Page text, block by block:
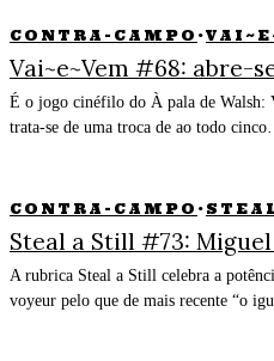
CONTRA-CAMPO ·
Vai~e~Vem #68: abre-
É o jogo cinéfilo do À pala de Walsh:
trata-se de uma troca de ao todo
CONTRA-CAMPO ·
Steal a Still #73: Miguel
A rubrica Steal a Still celebra a
voyeur pelo que de mais recente “o